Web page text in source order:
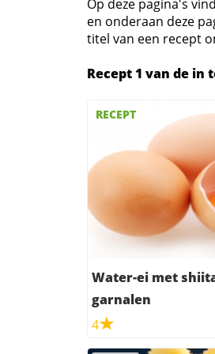
Op deze pagina's
en onderaan deze
titel van een recept
Recept 1 van de in
RECEPT
Water-ei met
garnalen
4